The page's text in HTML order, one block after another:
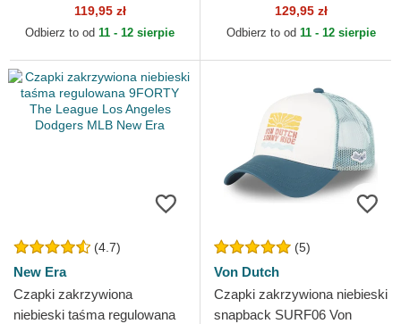
9FORTY Essential Los
Angeles Dodgers MLB New
119,95 zł
Odbierz to od 11 - 12 sierpie
Goku Dragon Ball Capslab
129,95 zł
Odbierz to od 11 - 12 sierpie
(4.7)
New Era
Czapki zakrzywiona
niebieski taśma regulowana
(5)
Von Dutch
Czapki zakrzywiona niebieski
snapback SURF06 Von